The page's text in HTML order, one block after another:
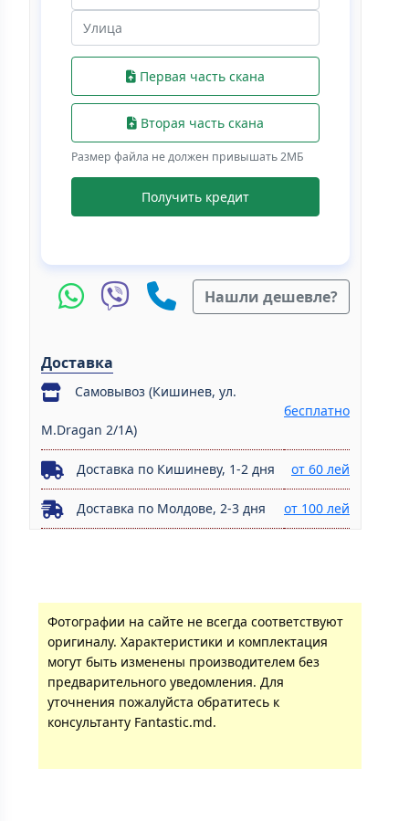
Первая часть скана
Вторая часть скана
Размер файла не должен привышать 2МБ
Получить кредит
Нашли дешевле?
Доставка
Самовывоз (Кишинев, ул.
M.Dragan 2/1A)
бесплатно
Доставка по Кишиневу, 1-2 дня от 60 лей
Доставка по Молдове, 2-3 дня от 100 лей
Фотографии на сайте не всегда соответствуют
оригиналу. Характеристики и комплектация
могут быть изменены производителем без
предварительного уведомления. Для
уточнения пожалуйста обратитесь к
консультанту Fantastic.md.